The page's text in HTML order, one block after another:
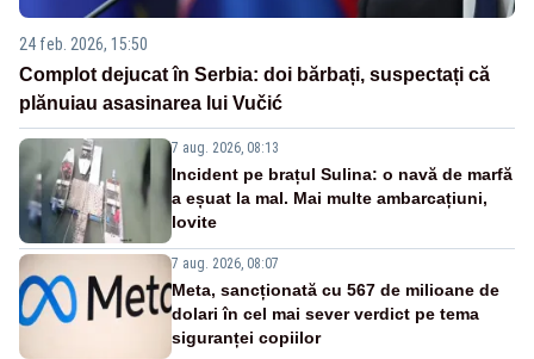
24 feb. 2026, 15:50
Complot dejucat în Serbia: doi bărbați, suspectați că
plănuiau asasinarea lui Vučić
7 aug. 2026, 08:13
Incident pe brațul Sulina: o navă de marfă
a eșuat la mal. Mai multe ambarcațiuni,
lovite
7 aug. 2026, 08:07
Meta, sancționată cu 567 de milioane de
dolari în cel mai sever verdict pe tema
siguranței copiilor